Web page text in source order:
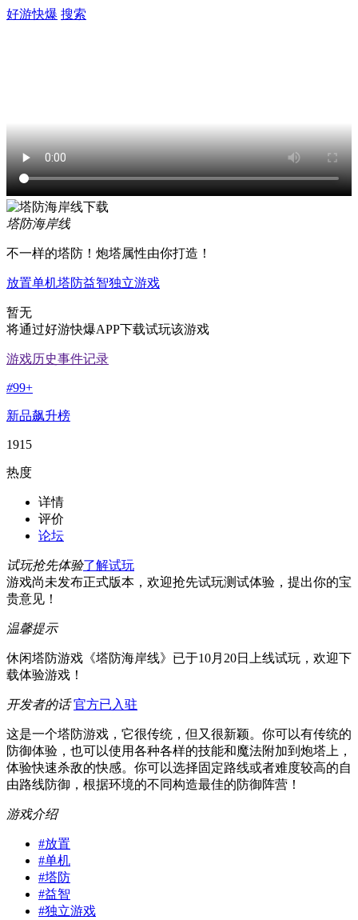
好游快爆 搜索
塔防海岸线
不一样的塔防！炮塔属性由你打造！
放置单机塔防益智独立游戏
暂无
将通过好游快爆APP下载试玩该游戏
游戏历史事件记录
#99+
新品飙升榜
1915
热度
详情
评价
论坛
试玩抢先体验了解试玩
游戏尚未发布正式版本，欢迎抢先试玩测试体验，提出你的宝
贵意见！
温馨提示
休闲塔防游戏《塔防海岸线》已于10月20日上线试玩，欢迎下
载体验游戏！
开发者的话 官方已入驻
这是一个塔防游戏，它很传统，但又很新颖。你可以有传统的
防御体验，也可以使用各种各样的技能和魔法附加到炮塔上，
体验快速杀敌的快感。你可以选择固定路线或者难度较高的自
由路线防御，根据环境的不同构造最佳的防御阵营！
游戏介绍
#放置
#单机
#塔防
#益智
#独立游戏